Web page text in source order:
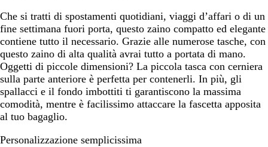
Che si tratti di spostamenti quotidiani, viaggi d’affari o di un
fine settimana fuori porta, questo zaino compatto ed elegante
contiene tutto il necessario. Grazie alle numerose tasche, con
questo zaino di alta qualità avrai tutto a portata di mano.
Oggetti di piccole dimensioni? La piccola tasca con cerniera
sulla parte anteriore è perfetta per contenerli. In più, gli
spallacci e il fondo imbottiti ti garantiscono la massima
comodità, mentre è facilissimo attaccare la fascetta apposita
al tuo bagaglio.
Personalizzazione semplicissima